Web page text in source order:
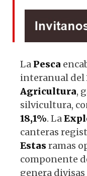
La Pesca
interanual del
Agricultura,
silvicultura,
18,1%. La
canteras
Estasramas
componente
genera divisas